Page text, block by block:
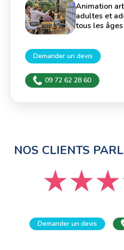
Animation
adultes et
tous les âges
Demander un devis
09 72 62 28 60
NOS CLIENTS
Demander un devis